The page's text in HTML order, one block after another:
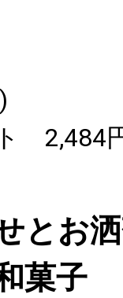
2,484
とお
菓子